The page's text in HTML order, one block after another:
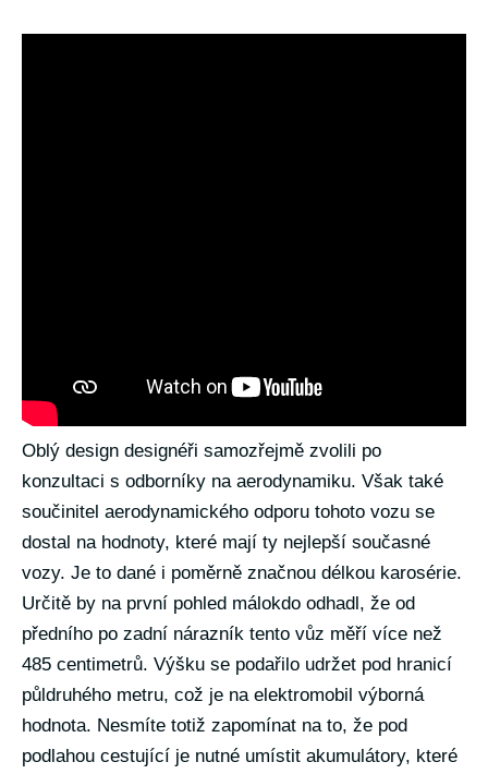
Oblý design designéři samozřejmě zvolili po
konzultaci s odborníky na aerodynamiku. Však také
součinitel aerodynamického odporu tohoto vozu se
dostal na hodnoty, které mají ty nejlepší současné
vozy. Je to dané i poměrně značnou délkou karosérie.
Určitě by na první pohled málokdo odhadl, že od
předního po zadní nárazník tento vůz měří více než
485 centimetrů. Výšku se podařilo udržet pod hranicí
půldruhého metru, což je na elektromobil výborná
hodnota. Nesmíte totiž zapomínat na to, že pod
podlahou cestující je nutné umístit akumulátory, které